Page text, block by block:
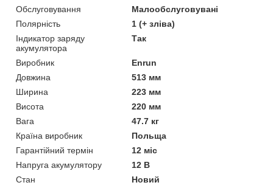
Обслуговування
Малообслуговувані
Полярність
1 (+ зліва)
Індикатор заряду
акумулятора
Так
Виробник
Enrun
Довжина
513 мм
Ширина
223 мм
Висота
220 мм
Вага
47.7 кг
Країна виробник
Польща
Гарантійний термін
12 міс
Напруга акумулятору
12 В
Стан
Новий